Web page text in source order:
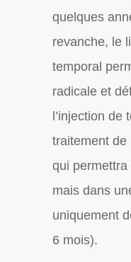
quelques
revanche, le
temporal
radicale et
l’injection de
traitement de
qui
mais dans
uniquement
6 mois).